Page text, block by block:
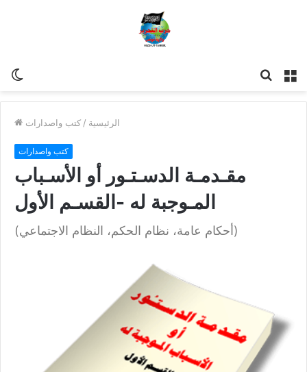
للبحث
الرئيسية / كتب واصدارات
كتب واصدارات
مقـدمـة الدسـتـور أو الأسـباب
المـوجبة له -القسـم الأول
(أحكام عامة، نظام الحكم، النظام الاجتماعي)